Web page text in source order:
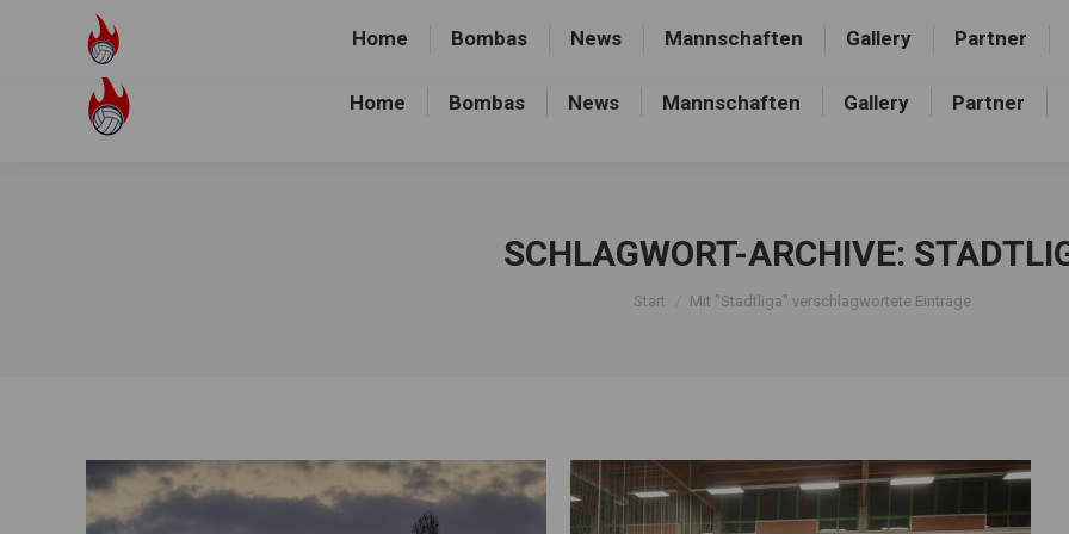
Volley-Bombas e.V.
Home Bombas News Mannschaften Gallery Partner
SCHLAGWORT-ARCHIVE:
Sie befinden sich hier:
Start Mit "Stadtliga" verschlagwortete Einträge
Home Bombas News Mannschaften Gallery Partner